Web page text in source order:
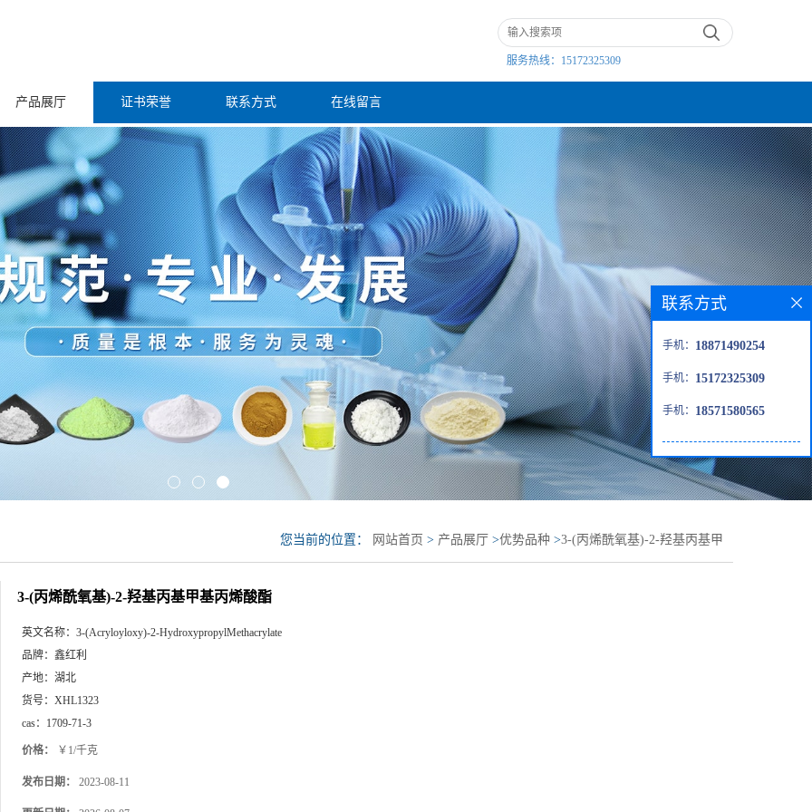
服务热线： 15172325309
产品展厅 证书荣誉 联系方式 在线留言
您当前的位置： 网站首页 > 产品展厅 >优势品种 >3-(丙烯酰氧基)-2-羟基丙基甲
3-(丙烯酰氧基)-2-羟基丙基甲基丙烯酸酯
英文名称： 3-(Acryloyloxy)-2-HydroxypropylMethacrylate
品牌： 鑫红利
产地： 湖北
货号： XHL1323
cas： 1709-71-3
价格： ￥1/千克
发布日期： 2023-08-11
联系方式
手机： 18871490254
手机： 15172325309
手机： 18571580565